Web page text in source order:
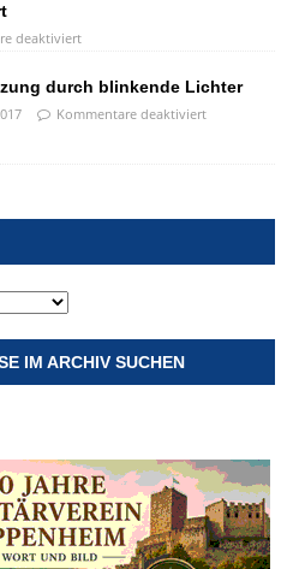
deaktiviert
durch blinkende Lichter
Kommentare deaktiviert
IM ARCHIV SUCHEN